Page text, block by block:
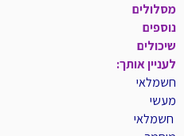
מסלולים
נוספים
שיכולים
לעניין אותך:
חשמלאי
מעשי
חשמלאי